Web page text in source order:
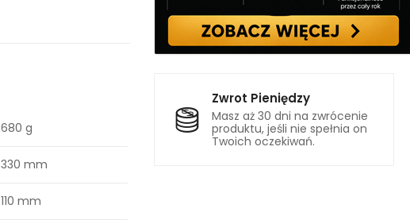
Zwrot Pieniędzy
Masz aż 30 dni na zwrócenie
produktu, jeśli nie spełnia on
Twoich oczekiwań.
680 g
330 mm
110 mm